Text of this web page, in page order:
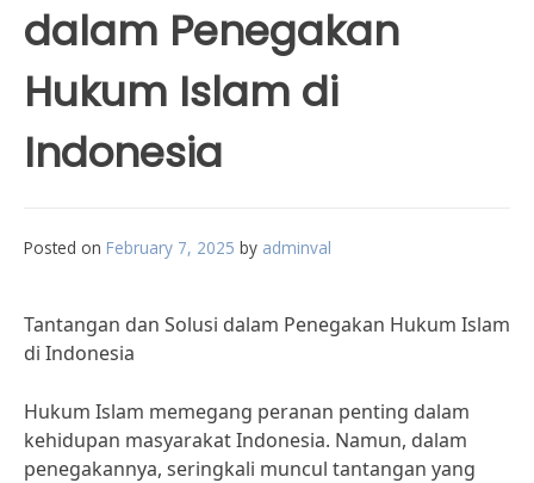
dalam Penegakan
Hukum Islam di
Indonesia
Posted on February 7, 2025 by adminval
Tantangan dan Solusi dalam Penegakan Hukum Islam
di Indonesia
Hukum Islam memegang peranan penting dalam
kehidupan masyarakat Indonesia. Namun, dalam
penegakannya, seringkali muncul tantangan yang